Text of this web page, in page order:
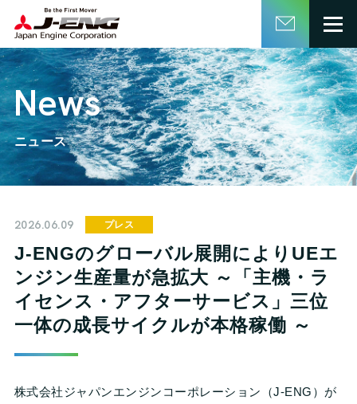
English
News
ニュース
2026.06.09 プレス
J-ENGのグローバル展開によりUEエ
ンジン生産量が急拡大 ～「主機・ラ
イセンス・アフターサービス」三位
一体の成長サイクルが本格稼働 ～
株式会社ジャパンエンジンコーポレーション（J-ENG）が